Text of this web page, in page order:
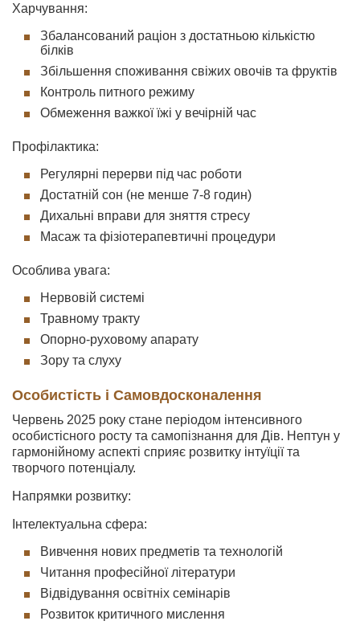
Харчування:
Збалансований раціон з достатньою кількістю
білків
Збільшення споживання свіжих овочів та фруктів
Контроль питного режиму
Обмеження важкої їжі у вечірній час
Профілактика:
Регулярні перерви під час роботи
Достатній сон (не менше 7-8 годин)
Дихальні вправи для зняття стресу
Масаж та фізіотерапевтичні процедури
Особлива увага:
Нервовій системі
Травному тракту
Опорно-руховому апарату
Зору та слуху
Особистість і Самовдосконалення
Червень 2025 року стане періодом інтенсивного
особистісного росту та самопізнання для Дів. Нептун у
гармонійному аспекті сприяє розвитку інтуїції та
творчого потенціалу.
Напрямки розвитку:
Інтелектуальна сфера:
Вивчення нових предметів та технологій
Читання професійної літератури
Відвідування освітніх семінарів
Розвиток критичного мислення